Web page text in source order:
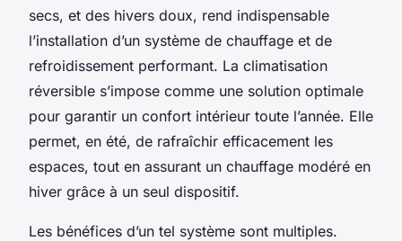
secs, et des hivers doux, rend indispensable
l’installation d’un système de chauffage et de
refroidissement performant. La climatisation
réversible s’impose comme une solution optimale
pour garantir un confort intérieur toute l’année. Elle
permet, en été, de rafraîchir efficacement les
espaces, tout en assurant un chauffage modéré en
hiver grâce à un seul dispositif.
Les bénéfices d’un tel système sont multiples.